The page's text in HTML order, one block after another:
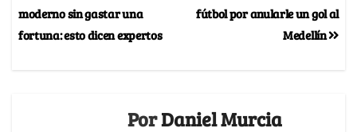
fútbol por anularle un gol al
Medellín
moderno sin gastar una
fortuna: esto dicen expertos
PorDaniel Murcia